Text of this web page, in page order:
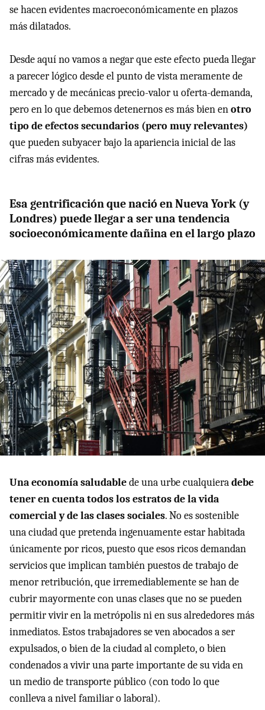
se hacen evidentes macroeconómicamente en plazos
más dilatados.
Desde aquí no vamos a negar que este efecto pueda llegar
a parecer lógico desde el punto de vista meramente de
mercado y de mecánicas precio-valor u oferta-demanda,
pero en lo que debemos detenernos es más bien enotro
tipo de efectos secundarios (pero muy relevantes)
que pueden subyacer bajo la apariencia inicial de las
cifras más evidentes.
Esa gentrificación que nació en Nueva York (y
Londres) puede llegar a ser una tendencia
socioeconómicamente dañina en el largo plazo
Una economía saludablede una urbe cualquieradebe
tener en cuenta todos los estratos de la vida
comercial y de las clases sociales. No es sostenible
una ciudad que pretenda ingenuamente estar habitada
únicamente por ricos, puesto que esos ricos demandan
servicios que implican también puestos de trabajo de
menor retribución, que irremediablemente se han de
cubrir mayormente con unas clases que no se pueden
permitir vivir en la metrópolis ni en sus alrededores más
inmediatos. Estos trabajadores se ven abocados a ser
expulsados, o bien de la ciudad al completo, o bien
condenados a vivir una parte importante de su vida en
un medio de transporte público (con todo lo que
conlleva a nivel familiar o laboral).